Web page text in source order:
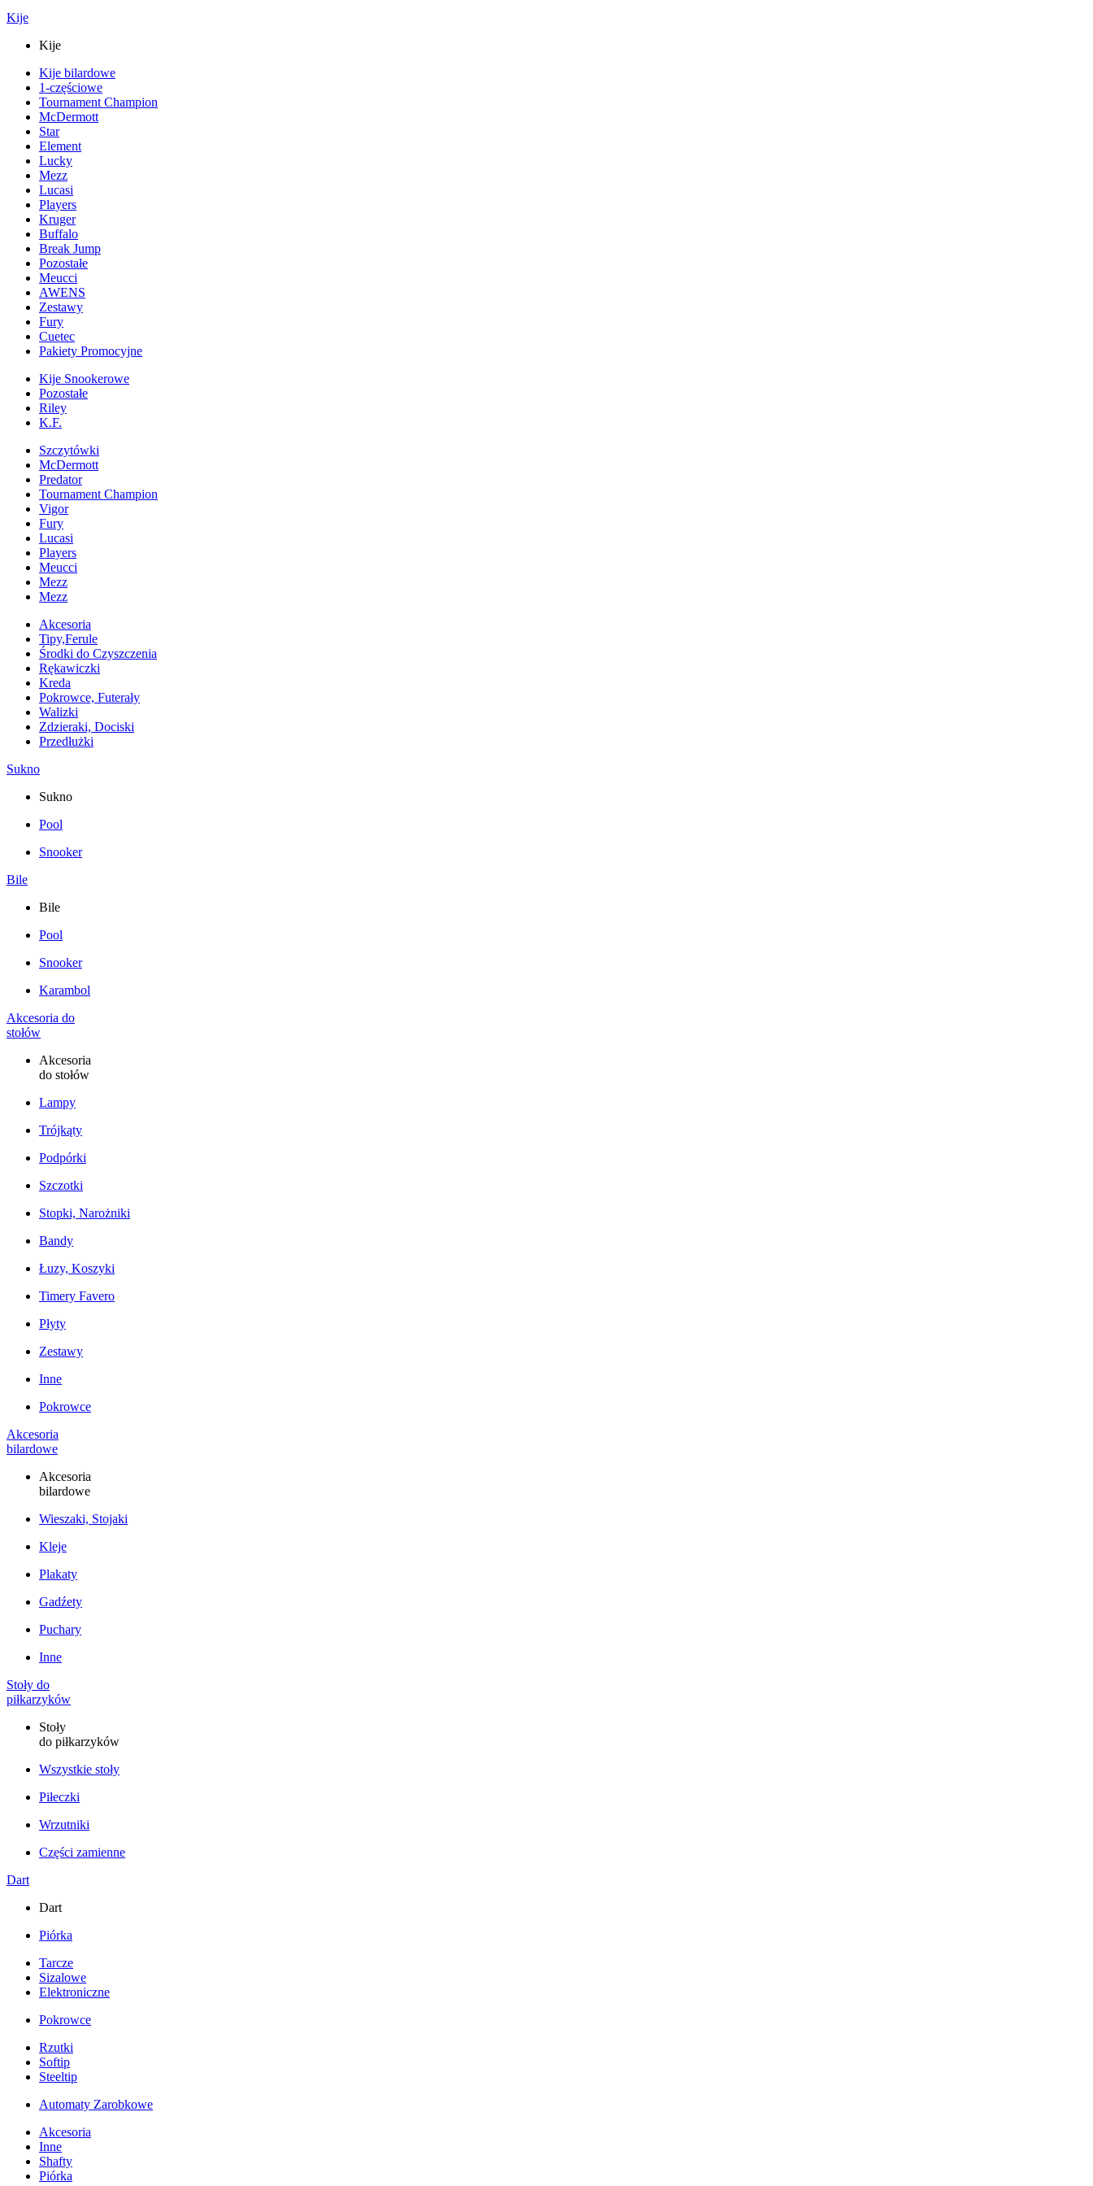
Kije
Kije
Kije bilardowe
1-częściowe
Tournament Champion
McDermott
Star
Element
Lucky
Mezz
Lucasi
Players
Kruger
Buffalo
Break Jump
Pozostałe
Meucci
AWENS
Zestawy
Fury
Cuetec
Pakiety Promocyjne
Kije Snookerowe
Pozostałe
Riley
K.F.
Szczytówki
McDermott
Predator
Tournament Champion
Vigor
Fury
Lucasi
Players
Meucci
Mezz
Mezz
Akcesoria
Tipy,Ferule
Środki do Czyszczenia
Rękawiczki
Kreda
Pokrowce, Futerały
Walizki
Zdzieraki, Dociski
Przedłużki
Sukno
Sukno
Pool
Snooker
Bile
Bile
Pool
Snooker
Karambol
Akcesoria do
stołów
Akcesoria
do stołów
Lampy
Trójkąty
Podpórki
Szczotki
Stopki, Narożniki
Bandy
Łuzy, Koszyki
Timery Favero
Płyty
Zestawy
Inne
Pokrowce
Akcesoria
bilardowe
Akcesoria
bilardowe
Wieszaki, Stojaki
Kleje
Plakaty
Gadźety
Puchary
Inne
Stoły do
piłkarzyków
Stoły
do piłkarzyków
Wszystkie stoły
Piłeczki
Wrzutniki
Części zamienne
Dart
Dart
Piórka
Tarcze
Sizalowe
Elektroniczne
Pokrowce
Rzutki
Softip
Steeltip
Automaty Zarobkowe
Akcesoria
Inne
Shafty
Piórka